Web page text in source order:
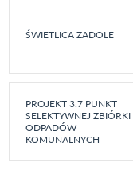
ŚWIETLICA ZADOLE
PROJEKT 3.7 PUNKT
SELEKTYWNEJ ZBIÓRKI
ODPADÓW
KOMUNALNYCH